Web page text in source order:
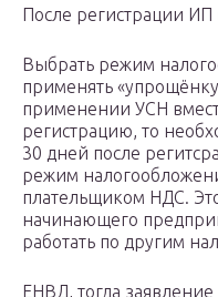
После регистрации ИП
Выбрать режим
применять
применении УСН
регистрацию, то
30 дней после
режим
плательщиком НДС.
начинающего
работать по другим
ЕНВД, тогда заявление